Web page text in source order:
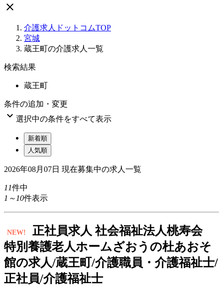

介護求人ドットコムTOP
宮城
蔵王町の介護求人一覧
検索結果
蔵王町
条件の追加・変更
 選択中の条件をすべて表示
新着順
人気順
2026年08月07日 現在募集中の求人一覧
11件中
1～10件表示
NEW! 正社員求人 社会福祉法人桃寿会
特別養護老人ホームざおうの杜あおそ
館の求人/蔵王町/介護職員・介護福祉士/
正社員/介護福祉士